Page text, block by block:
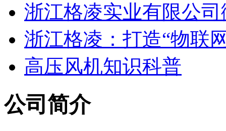
浙江格凌实业有限公
浙江格凌：打造“物联
高压风机知识科普
公司简介